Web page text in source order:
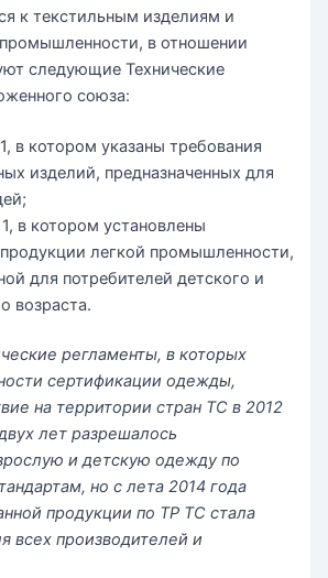
к текстильным изделиям и
в отношении
следующие Технические
союза:
в котором указаны требования
изделий, предназначенных для
в котором установлены
легкой промышленности,
для потребителей детского и
возраста.
регламенты, в которых
сертификации одежды,
на территории стран ТС в 2012
лет разрешалось
и детскую одежду по
но с лета 2014 года
продукции по ТР ТС стала
всех производителей и